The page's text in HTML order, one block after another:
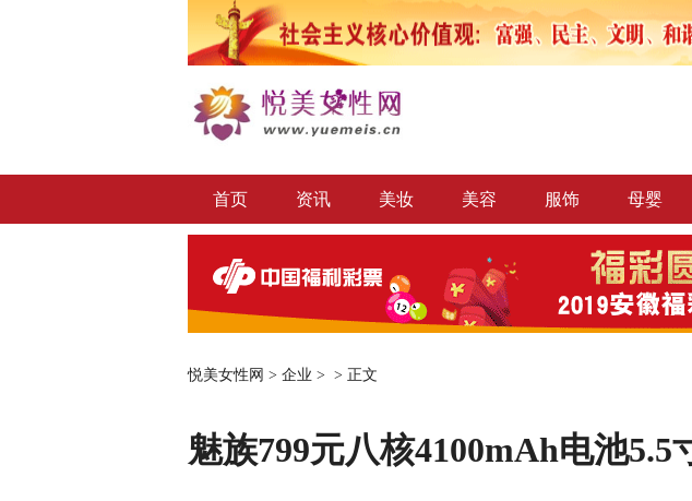
首页 资讯 美妆 美容 服饰 母婴
悦美女性网 > 企业 > > 正文
魅族799元八核4100mAh电池